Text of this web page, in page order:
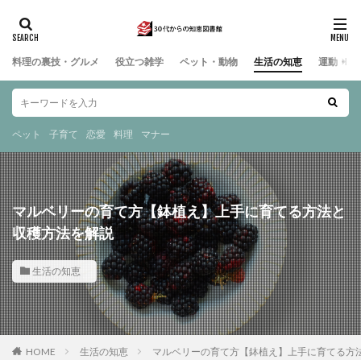
料理の裏技・グルメ 役立つ雑学 ペット・動物 生活の知恵 運動・ス
ペット 子育て 恋愛 料理 マナー
マルベリーの育て方【鉢植え】上手に育てる方法と
収穫方法を解説
生活の知恵
HOME 生活の知恵 マルベリーの育て方【鉢植え】上手に育てる方